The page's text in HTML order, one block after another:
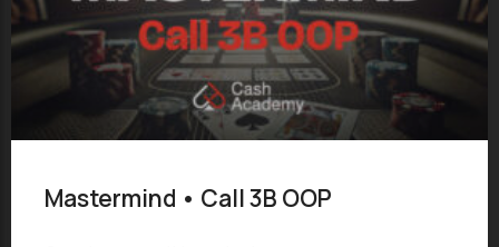
Mastermind • Call 3B OOP